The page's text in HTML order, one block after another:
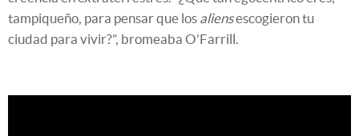
tampiqueño, para pensar que los aliensescogieron tu
ciudad para vivir?”, bromeaba O’Farrill.